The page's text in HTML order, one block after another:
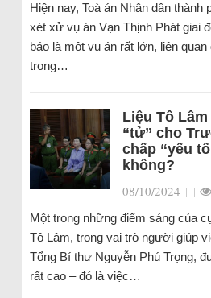
Hiện nay, Toà án Nhân dân thành
xét xử vụ án Vạn Thịnh Phát giai
báo là một vụ án rất lớn, liên
trong…
Liệu Tô
“tử” cho
chấp “yếu
không?
08/10/2024 | |
Một trong những điểm sáng của
Tô Lâm, trong vai trò người giúp
Tổng Bí thư Nguyễn Phú Trọng,
rất cao – đó là việc…